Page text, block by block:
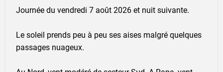
Accéder au site de Météo-France
Journée du vendredi 7 août 2026 et nuit suivante.
Le soleil prends peu à peu ses aises malgré quelques
passages nuageux.